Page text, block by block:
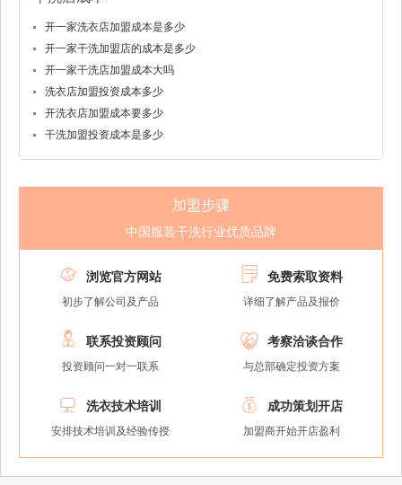
开一家洗衣店加盟成本是多少
开一家干洗加盟店的成本是多少
开一家干洗店加盟成本大吗
洗衣店加盟投资成本多少
开洗衣店加盟成本要多少
干洗加盟投资成本是多少
加盟步骤
中国服装干洗行业优质品牌
 浏览官方网站
初步了解公司及产品
 免费索取资料
详细了解产品及报价
 联系投资顾问
投资顾问一对一联系
 考察洽谈合作
与总部确定投资方案
 洗衣技术培训
安排技术培训及经验传授
 成功策划开店
加盟商开始开店盈利